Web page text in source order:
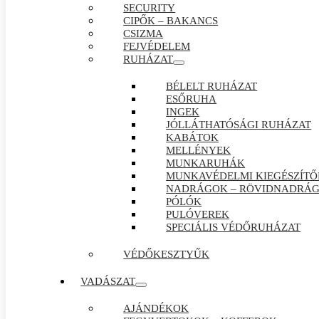
SECURITY
CIPŐK – BAKANCS
CSIZMA
FEJVÉDELEM
RUHÁZAT
BÉLELT RUHÁZAT
ESŐRUHA
INGEK
JÓLLÁTHATÓSÁGI RUHÁZAT
KABÁTOK
MELLÉNYEK
MUNKARUHÁK
MUNKAVÉDELMI
NADRÁGOK –
PÓLÓK
PULÓVEREK
SPECIÁLIS VÉDŐRUHÁZAT
VÉDŐKESZTYŰK
VADÁSZAT
AJÁNDÉKOK